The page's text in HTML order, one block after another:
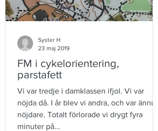
FM i cykelorientering,
parstafett
Vi var tredje i damklassen ifjol. Vi var
nöjda då. I år blev vi andra, och var ännu
nöjdare. Totalt förlorade vi drygt fyra
minuter på...
Syster H
23 maj 2019